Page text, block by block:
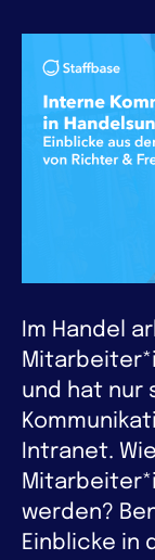
Im Handel
und hat nur
Intranet.
werden?
Einblicke in